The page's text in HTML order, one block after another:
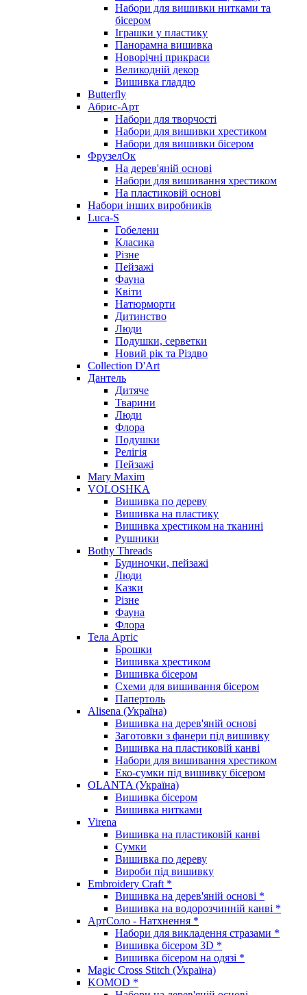
Набори для вишивки нитками та
бісером
Іграшки у пластику
Панорамна вишивка
Новорічні прикраси
Великодній декор
Вишивка гладдю
Butterfly
Абрис-Арт
Набори для творчості
Набори для вишивки хрестиком
Набори для вишивки бісером
ФрузелОк
На дерев'яній основі
Набори для вишивання хрестиком
На пластиковій основі
Набори інших виробників
Luca-S
Гобелени
Класика
Різне
Пейзажі
Фауна
Квіти
Натюрморти
Дитинство
Люди
Подушки, серветки
Новий рік та Різдво
Collection D'Art
Дантель
Дитяче
Тварини
Люди
Флора
Подушки
Релігія
Пейзажі
Mary Maxim
VOLOSHKA
Вишивка по дереву
Вишивка на пластику
Вишивка хрестиком на тканині
Рушники
Bothy Threads
Будиночки, пейзажі
Люди
Казки
Різне
Фауна
Флора
Тела Артіс
Брошки
Вишивка хрестиком
Вишивка бісером
Схеми для вишивання бісером
Папертоль
Alisena (Україна)
Вишивка на дерев'яній основі
Заготовки з фанери під вишивку
Вишивка на пластиковій канві
Набори для вишивання хрестиком
Еко-сумки під вишивку бісером
OLANTA (Україна)
Вишивка бісером
Вишивка нитками
Virena
Вишивка на пластиковій канві
Сумки
Вишивка по дереву
Вироби під вишивку
Embroidery Craft *
Вишивка на дерев'яній основі *
Вишивка на водорозчинній канві *
АртСоло - Натхнення *
Набори для викладення стразами *
Вишивка бісером 3D *
Вишивка бісером на одязі *
Magic Cross Stitch (Україна)
KOMOD *